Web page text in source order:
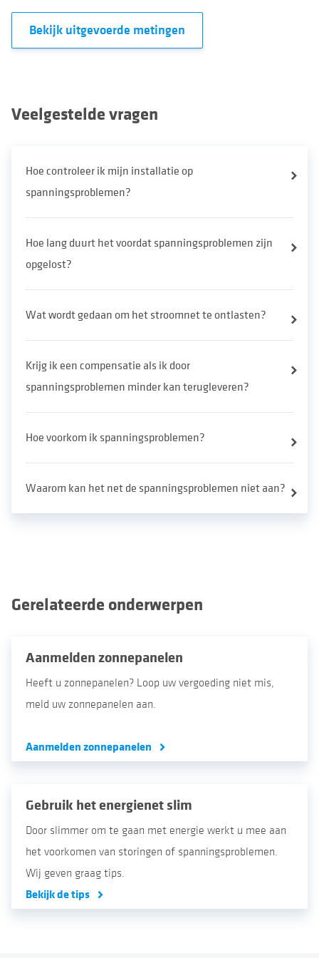
Bekijk uitgevoerde metingen
Veelgestelde vragen
Hoe controleer ik mijn installatie op
spanningsproblemen?
Hoe lang duurt het voordat spanningsproblemen zijn
opgelost?
Wat wordt gedaan om het stroomnet te ontlasten?
Krijg ik een compensatie als ik door
spanningsproblemen minder kan terugleveren?
Hoe voorkom ik spanningsproblemen?
Waarom kan het net de spanningsproblemen niet aan?
Gerelateerde onderwerpen
Aanmelden zonnepanelen
Heeft u zonnepanelen? Loop uw vergoeding niet mis,
meld uw zonnepanelen aan.
Aanmelden zonnepanelen
Gebruik het energienet slim
Door slimmer om te gaan met energie werkt u mee aan
het voorkomen van storingen of spanningsproblemen.
Wij geven graag tips.
Bekijk de tips